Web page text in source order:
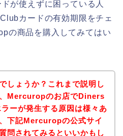
が使えずに困っている人
カードの有効期限をチェ
の商品を購入してみてはい
しょうか？これまで説明し
Mercuropのお店でDiners
ーが発生する原因は様々あ
下記Mercuropの公式サイ
問されてみるといいかもし